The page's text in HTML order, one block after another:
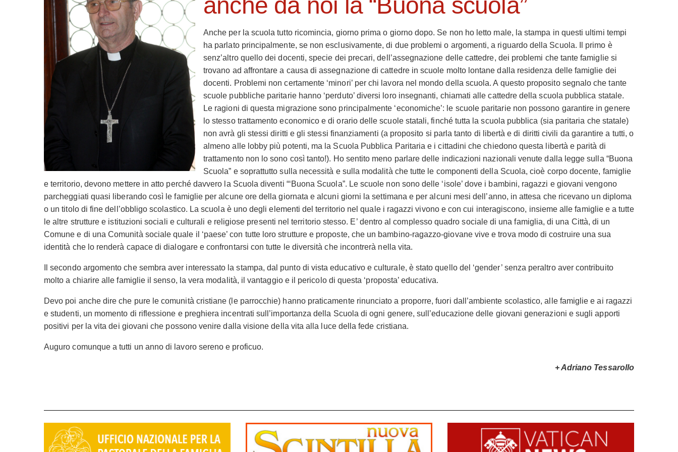
Anche per la scuola tutto ricomincia, giorno prima o giorno dopo. Se non ho letto male, la stampa in questi ultimi tempi
ha parlato principalmente, se non esclusivamente, di due problemi o argomenti, a riguardo della Scuola. Il primo è
senz’altro quello dei docenti, specie dei precari, dell’assegnazione delle cattedre, dei problemi che tante famiglie si
trovano ad affrontare a causa di assegnazione di cattedre in scuole molto lontane dalla residenza delle famiglie dei
docenti. Problemi non certamente ‘minori’ per chi lavora nel mondo della scuola. A questo proposito segnalo che tante
scuole pubbliche paritarie hanno ‘perduto’ diversi loro insegnanti, chiamati alle cattedre della scuola pubblica statale.
Le ragioni di questa migrazione sono principalmente ‘economiche’: le scuole paritarie non possono garantire in genere
lo stesso trattamento economico e di orario delle scuole statali, finché tutta la scuola pubblica (sia paritaria che statale)
non avrà gli stessi diritti e gli stessi finanziamenti (a proposito si parla tanto di libertà e di diritti civili da garantire a tutti, o
almeno alle lobby più potenti, ma la Scuola Pubblica Paritaria e i cittadini che chiedono questa libertà e parità di
trattamento non lo sono così tanto!). Ho sentito meno parlare delle indicazioni nazionali venute dalla legge sulla “Buona
Scuola” e soprattutto sulla necessità e sulla modalità che tutte le componenti della Scuola, cioè corpo docente, famiglie
e territorio, devono mettere in atto perché davvero la Scuola diventi “‘Buona Scuola”. Le scuole non sono delle ‘isole’ dove i bambini, ragazzi e giovani vengono
parcheggiati quasi liberando così le famiglie per alcune ore della giornata e alcuni giorni la settimana e per alcuni mesi dell’anno, in attesa che ricevano un diploma
o un titolo di fine dell’obbligo scolastico. La scuola è uno degli elementi del territorio nel quale i ragazzi vivono e con cui interagiscono, insieme alle famiglie e a tutte
le altre strutture e istituzioni sociali e culturali e religiose presenti nel territorio stesso. E’ dentro al complesso quadro sociale di una famiglia, di una Città, di un
Comune e di una Comunità sociale quale il ‘paese’ con tutte loro strutture e proposte, che un bambino-ragazzo-giovane vive e trova modo di costruire una sua
identità che lo renderà capace di dialogare e confrontarsi con tutte le diversità che incontrerà nella vita.
Il secondo argomento che sembra aver interessato la stampa, dal punto di vista educativo e culturale, è stato quello del ‘gender’ senza peraltro aver contribuito
molto a chiarire alle famiglie il senso, la vera modalità, il vantaggio e il pericolo di questa ‘proposta’ educativa.
Devo poi anche dire che pure le comunità cristiane (le parrocchie) hanno praticamente rinunciato a proporre, fuori dall’ambiente scolastico, alle famiglie e ai ragazzi
e studenti, un momento di riflessione e preghiera incentrati sull’importanza della Scuola di ogni genere, sull’educazione delle giovani generazioni e sugli apporti
positivi per la vita dei giovani che possono venire dalla visione della vita alla luce della fede cristiana.
Auguro comunque a tutti un anno di lavoro sereno e proficuo.
+ Adriano Tessarollo